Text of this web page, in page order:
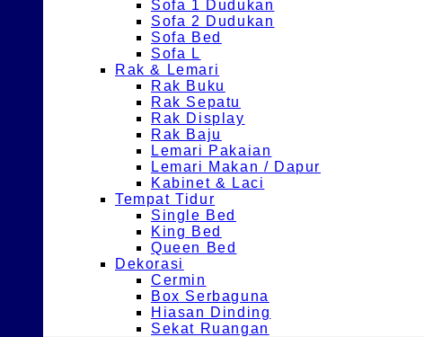
Sofa 1 Dudukan
Sofa 2 Dudukan
Sofa Bed
Sofa L
Rak & Lemari
Rak Buku
Rak Sepatu
Rak Display
Rak Baju
Lemari Pakaian
Lemari Makan / Dapur
Kabinet & Laci
Tempat Tidur
Single Bed
King Bed
Queen Bed
Dekorasi
Cermin
Box Serbaguna
Hiasan Dinding
Sekat Ruangan